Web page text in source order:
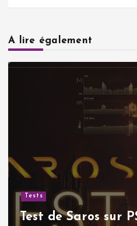
A lire également
Tests
Test de Saros sur